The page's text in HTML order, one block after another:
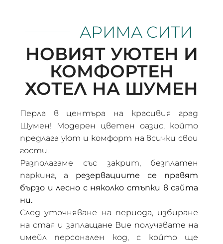
АРИМА СИТИ
НОВИЯТ УЮТЕН И
КОМФОРТЕН
ХОТЕЛ НА ШУМЕН
Перла в центъра на красивия град
Шумен! Модерен цветен оазис, който
предлага уют и комфорт на всички свои
гости.
Разполагаме със закрит, безплатен
паркинг, а резервациите се правят
бързо и лесно с няколко стъпки в сайта
ни.
След уточняване на периода, избиране
на стая и заплащане Вие получавате на
имейл персонален код, с който ще